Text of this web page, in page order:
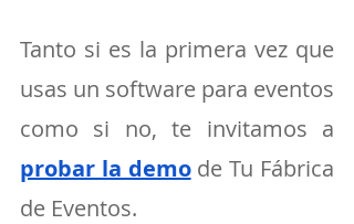
Tanto si es la primera vez que
usas un software para eventos
probar la demo de Tu Fábrica
de Eventos.